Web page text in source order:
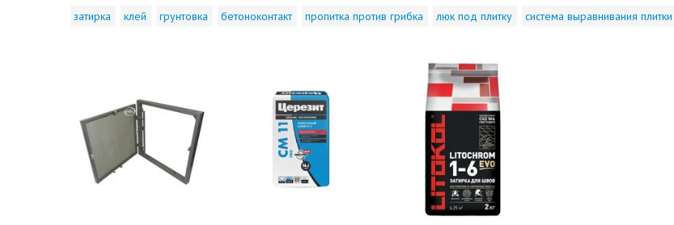
затирка клей грунтовка бетоноконтакт пропитка против грибка люк под плитку система выравнивания плитки